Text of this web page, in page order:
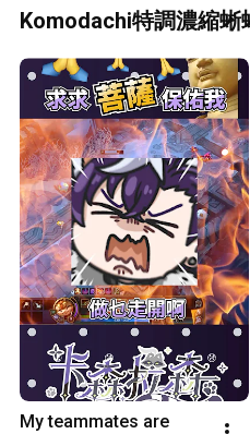
Komodachi特調濃縮蜥
My teammates are